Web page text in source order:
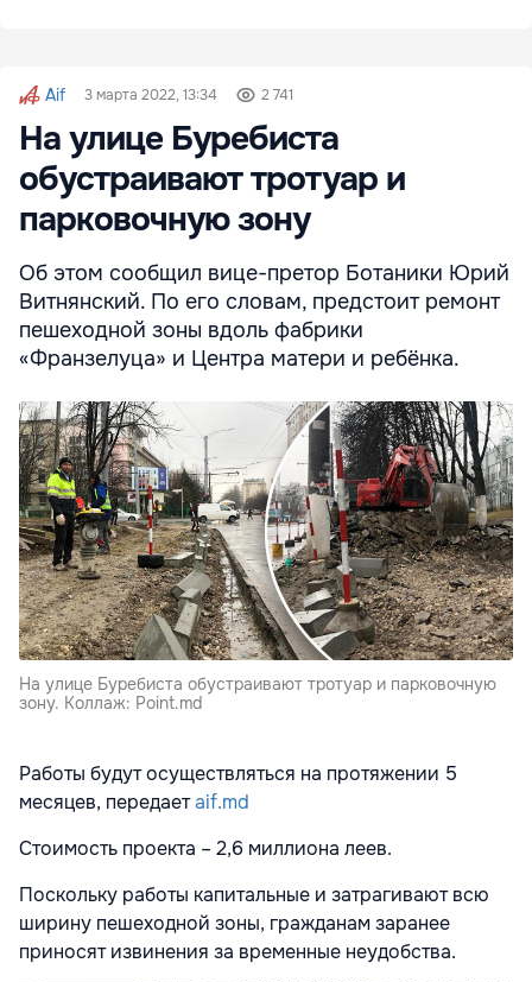
Aif 3 марта 2022, 13:34 2 741
На улице Буребиста
обустраивают тротуар и
парковочную зону
Об этом сообщил вице-претор Ботаники Юрий
Витнянский. По его словам, предстоит ремонт
пешеходной зоны вдоль фабрики
«Франзелуца» и Центра матери и ребёнка.
На улице Буребиста обустраивают тротуар и парковочную
зону. Коллаж: Point.md
Работы будут осуществляться на протяжении 5
месяцев, передаетaif.md
Стоимость проекта – 2,6 миллиона леев.
Поскольку работы капитальные и затрагивают всю
ширину пешеходной зоны, гражданам заранее
приносят извинения за временные неудобства.